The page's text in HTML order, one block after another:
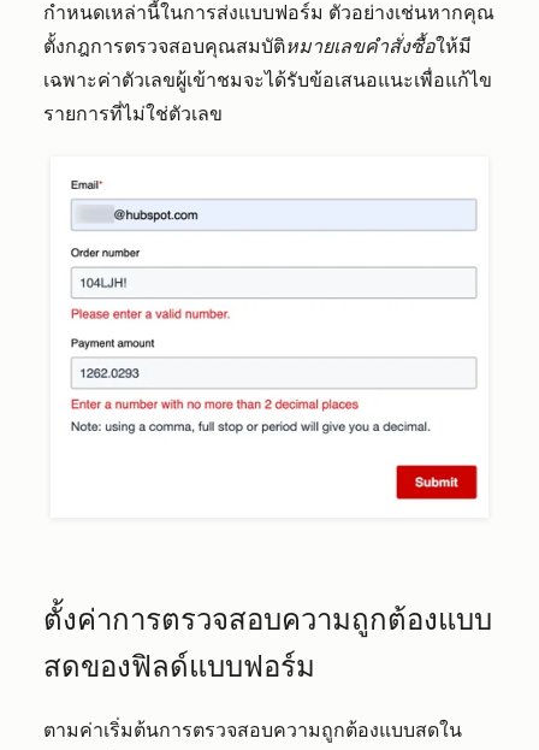
กำหนดเหล่านี้ในการส่งแบบฟอร์ม ตัวอย่างเช่นหากคุณ
ตั้งกฎการตรวจสอบคุณสมบัติหมายเลขคำสั่งซื้อให้มี
เฉพาะค่าตัวเลขผู้เข้าชมจะได้รับข้อเสนอแนะเพื่อแก้ไข
รายการที่ไม่ใช่ตัวเลข
ตั้งค่าการตรวจสอบความถูกต้องแบบ
สดของฟิลด์แบบฟอร์ม
ตามค่าเริ่มต้นการตรวจสอบความถูกต้องแบบสดใน